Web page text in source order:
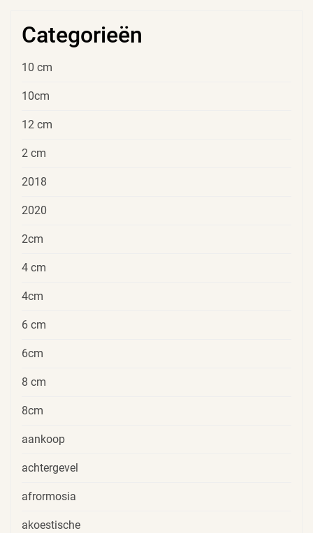
Categorieën
10 cm
10cm
12 cm
2 cm
2018
2020
2cm
4 cm
4cm
6 cm
6cm
8 cm
8cm
aankoop
achtergevel
afrormosia
akoestische